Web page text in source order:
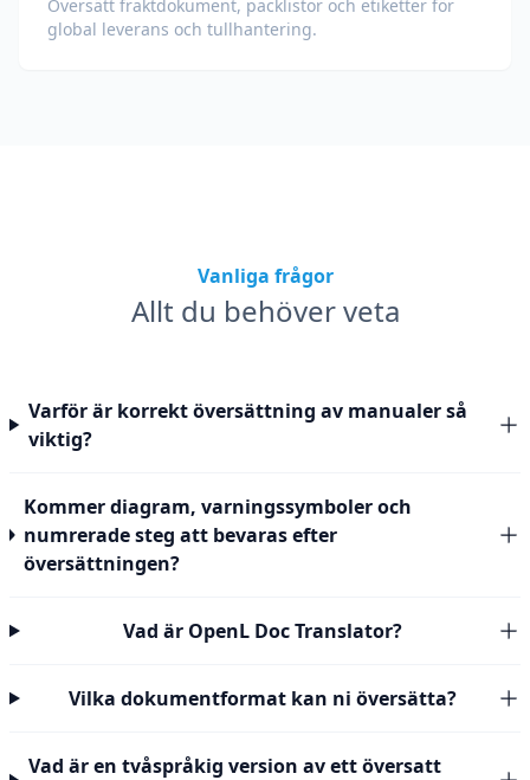
Översätt fraktdokument, packlistor och etiketter för
global leverans och tullhantering.
Vanliga frågor
Allt du behöver veta
Varför är korrekt översättning av manualer så
viktig?
Kommer diagram, varningssymboler och
numrerade steg att bevaras efter
översättningen?
Vad är OpenL Doc Translator?
Vilka dokumentformat kan ni översätta?
Vad är en tvåspråkig version av ett översatt